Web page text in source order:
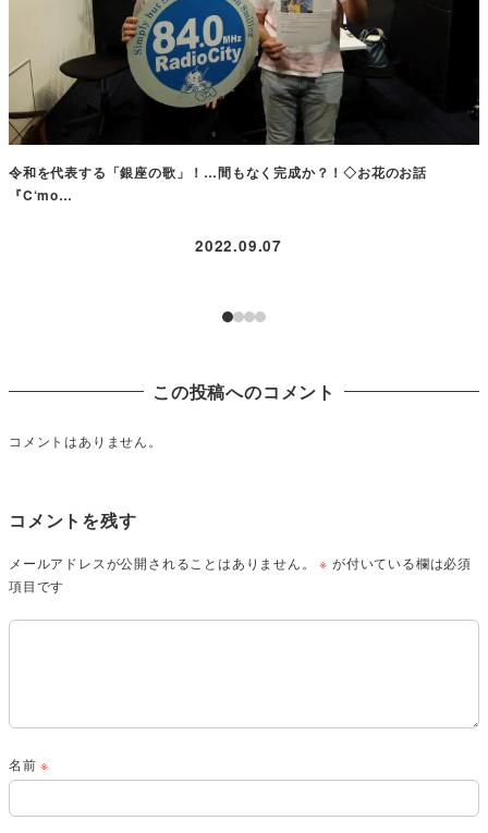
令和を代表する「銀座の歌」！…間もなく完成か？！◇お花のお話
『C‘mo…
2022.09.07
この投稿へのコメント
コメントはありません。
コメントを残す
メールアドレスが公開されることはありません。 ※ が付いている欄は必須
項目です
名前※